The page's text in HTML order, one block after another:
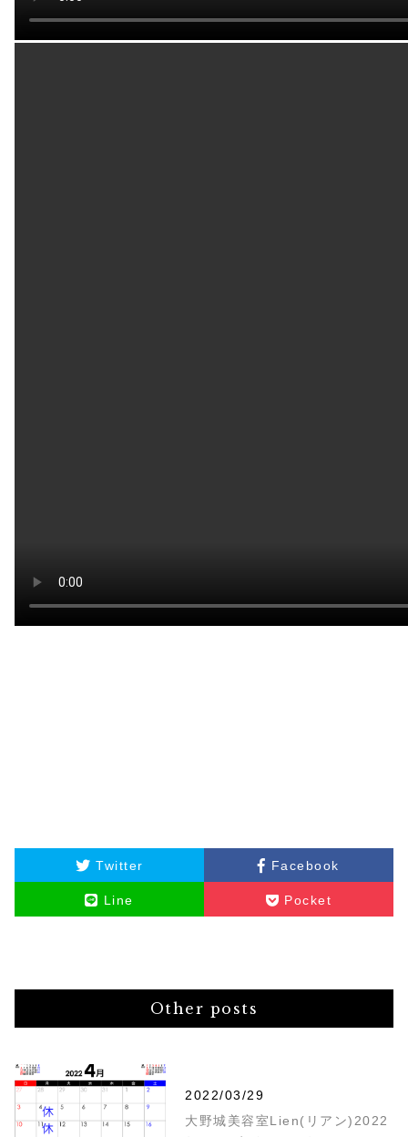
Twitter Facebook
Line Pocket
Other posts
2022/03/29
大野城美容室Lien(リアン)2022